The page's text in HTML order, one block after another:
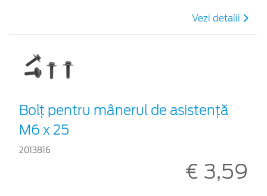
Vezi detalii
Bolț pentru mânerul de asistență
M6 x 25
2013816
€ 3,59